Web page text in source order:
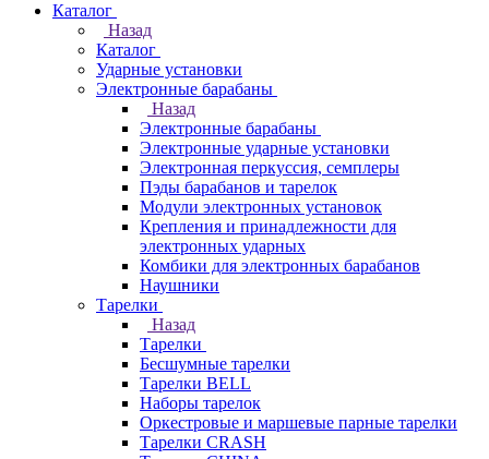
Каталог
Назад
Каталог
Ударные установки
Электронные барабаны
Назад
Электронные барабаны
Электронные ударные установки
Электронная перкуссия, семплеры
Пэды барабанов и тарелок
Модули электронных установок
Крепления и принадлежности для
электронных ударных
Комбики для электронных барабанов
Наушники
Тарелки
Назад
Тарелки
Бесшумные тарелки
Тарелки BELL
Наборы тарелок
Оркестровые и маршевые парные тарелки
Тарелки CRASH